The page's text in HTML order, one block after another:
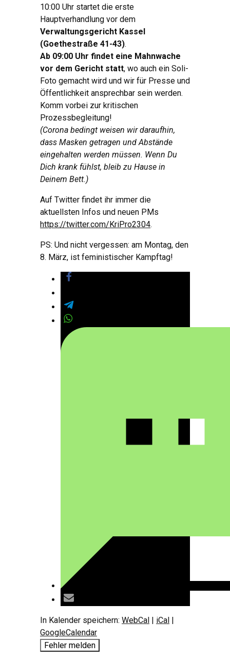
10:00 Uhr startet die erste
Hauptverhandlung vor dem
Verwaltungsgericht Kassel
(Goethestraße 41-43).
Ab 09:00 Uhr findet eine Mahnwache
vor dem Gericht statt, wo auch ein Soli-
Foto gemacht wird und wir für Presse und
Öffentlichkeit ansprechbar sein werden.
Komm vorbei zur kritischen
Prozessbegleitung!
(Corona bedingt weisen wir daraufhin,
dass Masken getragen und Abstände
eingehalten werden müssen. Wenn Du
Dich krank fühlst, bleib zu Hause in
Deinem Bett.)
Auf Twitter findet ihr immer die
aktuellsten Infos und neuen PMs
https://twitter.com/KriPro2304.
PS: Und nicht vergessen: am Montag, den
8. März, ist feministischer Kampftag!
In Kalender speichern: WebCal | iCal |
GoogleCalendar
Fehler melden